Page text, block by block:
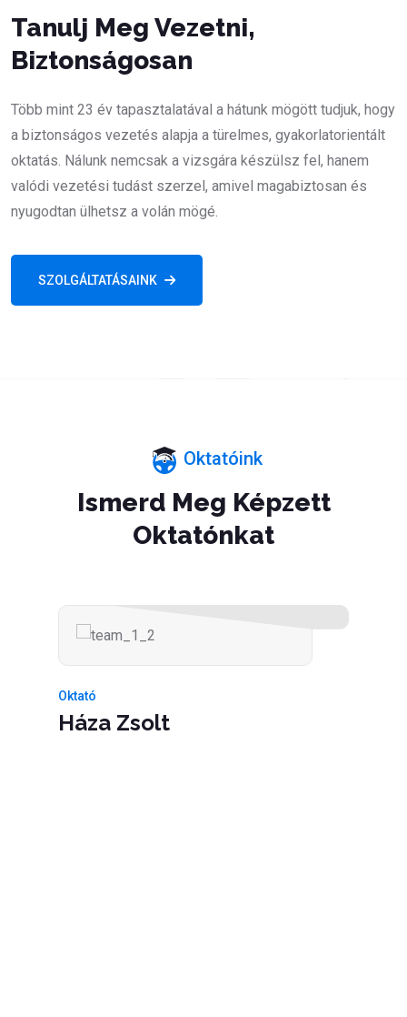
Tanulj Meg Vezetni,
Biztonságosan
Több mint 23 év tapasztalatával a hátunk mögött tudjuk, hogy
a biztonságos vezetés alapja a türelmes, gyakorlatorientált
oktatás. Nálunk nemcsak a vizsgára készülsz fel, hanem
valódi vezetési tudást szerzel, amivel magabiztosan és
nyugodtan ülhetsz a volán mögé.
SZOLGÁLTATÁSAINK
Oktatóink
Ismerd Meg Képzett
Oktatónkat
Oktató
Háza Zsolt